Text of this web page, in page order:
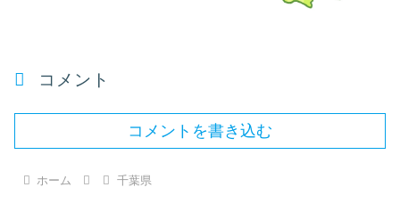
コメント
コメントを書き込む
ホーム 千葉県